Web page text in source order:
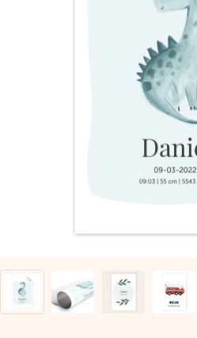
Unsere Geschenke begeistern.
4,8 bei Google Reviews
+49 39292 929695
Samstag - Sonntag : 8:30 -